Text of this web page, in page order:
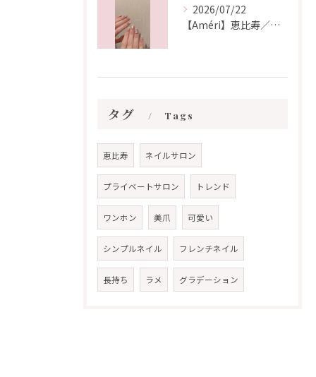
2026/07/22
【Améri】恵比寿／ネイル
タグ Tags
恵比寿 ネイルサロン
プライベートサロン トレンド
ワンホン 美爪 可愛い
シンプルネイル フレンチネイル
長持ち ラメ グラデーション